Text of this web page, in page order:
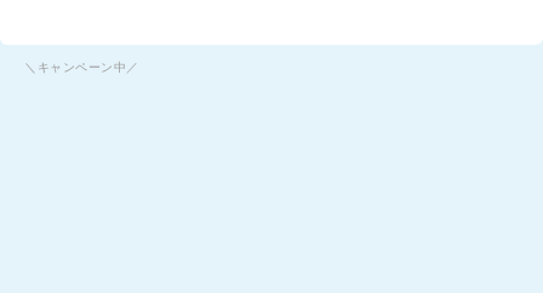
＼キャンペーン中／